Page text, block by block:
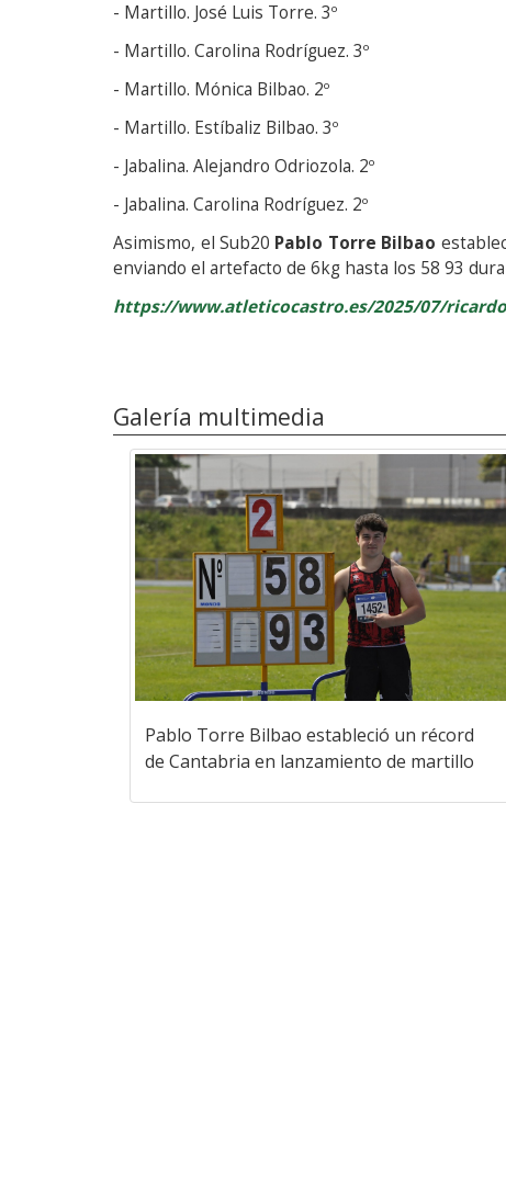
- Martillo. José Luis Torre. 3º
- Martillo. Carolina Rodríguez. 3º
- Martillo. Mónica Bilbao. 2º
- Martillo. Estíbaliz Bilbao. 3º
- Jabalina. Alejandro Odriozola. 2º
- Jabalina. Carolina Rodríguez. 2º
Asimismo, el Sub20 Pablo Torre Bilbao
enviando el artefacto de 6kg hasta los 58 93
https://www.atleticocastro.es/2025/07/
Galería multimedia
Pablo Torre Bilbao estableció un récord
de Cantabria en lanzamiento de martillo